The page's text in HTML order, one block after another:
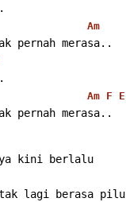
Am
pernah merasa..
Am F E
pernah merasa..
kini berlalu
lagi berasa pilu